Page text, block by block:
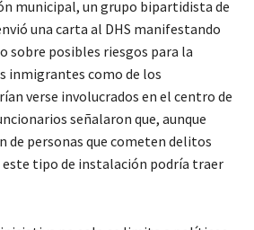
municipal, un grupo bipartidista de
una carta al DHS manifestando
sobre posibles riesgos para la
inmigrantes como de los
verse involucrados en el centro de
señalaron que, aunque
de personas que cometen delitos
este tipo de instalación podría traer